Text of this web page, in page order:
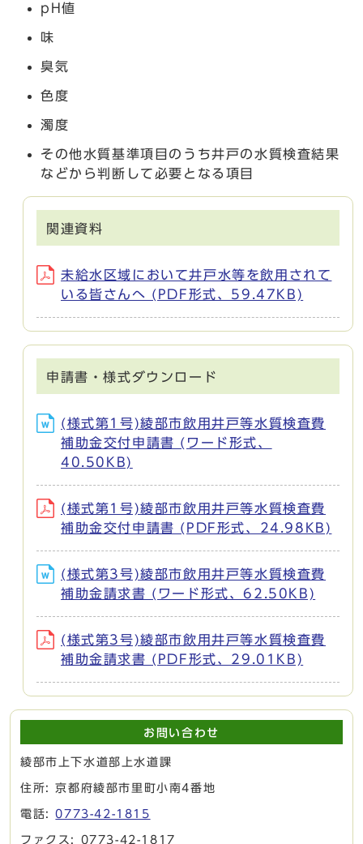
pH値
味
臭気
色度
濁度
その他水質基準項目のうち井戸の水質検査結果
などから判断して必要となる項目
関連資料
未給水区域において井戸水等を飲用されて
いる皆さんへ (PDF形式、59.47KB)
申請書・様式ダウンロード
(様式第1号)綾部市飲用井戸等水質検査費
補助金交付申請書 (ワード形式、
40.50KB)
(様式第1号)綾部市飲用井戸等水質検査費
補助金交付申請書 (PDF形式、24.98KB)
(様式第3号)綾部市飲用井戸等水質検査費
補助金請求書 (ワード形式、62.50KB)
(様式第3号)綾部市飲用井戸等水質検査費
補助金請求書 (PDF形式、29.01KB)
お問い合わせ
綾部市上下水道部上水道課
住所: 京都府綾部市里町小南4番地
電話:0773-42-1815
ファクス: 0773-42-1817